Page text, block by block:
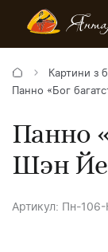
Картини з
Панно «Бог
Панно
Шэн
Артикул: Пн-